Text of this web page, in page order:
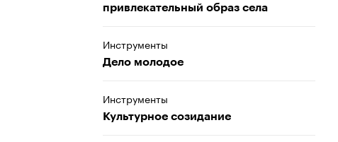
привлекательный образ села
Инструменты
Дело молодое
Инструменты
Культурное созидание